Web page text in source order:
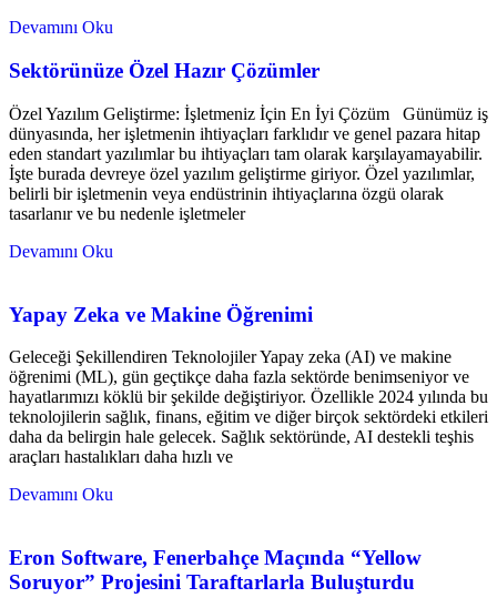
Devamını Oku
Sektörünüze Özel Hazır Çözümler
Özel Yazılım Geliştirme: İşletmeniz İçin En İyi Çözüm Günümüz iş
dünyasında, her işletmenin ihtiyaçları farklıdır ve genel pazara hitap
eden standart yazılımlar bu ihtiyaçları tam olarak karşılayamayabilir.
İşte burada devreye özel yazılım geliştirme giriyor. Özel yazılımlar,
belirli bir işletmenin veya endüstrinin ihtiyaçlarına özgü olarak
tasarlanır ve bu nedenle işletmeler
Devamını Oku
Yapay Zeka ve Makine Öğrenimi
Geleceği Şekillendiren Teknolojiler Yapay zeka (AI) ve makine
öğrenimi (ML), gün geçtikçe daha fazla sektörde benimseniyor ve
hayatlarımızı köklü bir şekilde değiştiriyor. Özellikle 2024 yılında bu
teknolojilerin sağlık, finans, eğitim ve diğer birçok sektördeki etkileri
daha da belirgin hale gelecek. Sağlık sektöründe, AI destekli teşhis
araçları hastalıkları daha hızlı ve
Devamını Oku
Eron Software, Fenerbahçe Maçında “Yellow
Soruyor” Projesini Taraftarlarla Buluşturdu